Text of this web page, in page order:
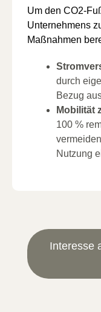
Um den CO2-
Unternehmens
Maßnahmen
durch
Bezug
Mobilität
100 %
Nutzung
Interesse